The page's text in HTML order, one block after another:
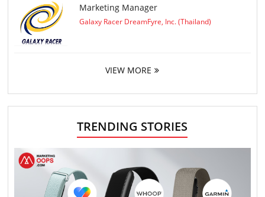
Marketing Manager
Galaxy Racer DreamFyre, Inc. (Thailand)
VIEW MORE
TRENDING STORIES